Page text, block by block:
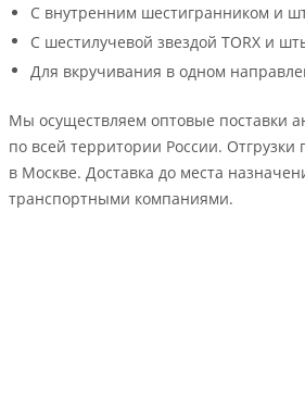
С внутренним шестигранником и
С шестилучевой звездой TORX и
Для вкручивания в одном
Мы осуществляем оптовые поставки
по всей территории России. Отгрузки
в Москве. Доставка до места
транспортными компаниями.